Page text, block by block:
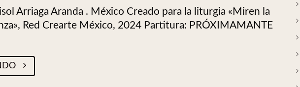
Arriaga Aranda . México Creado para la liturgia «Miren la
Red Crearte México, 2024 Partitura: PRÓXIMAMANTE